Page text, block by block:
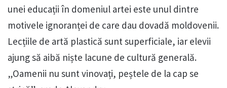
unei educații în domeniul artei este unul dintre
motivele ignoranței de care dau dovadă moldovenii.
Lecțiile de artă plastică sunt superficiale, iar elevii
ajung să aibă niște lacune de cultură generală.
„Oamenii nu sunt vinovați, peștele de la cap se